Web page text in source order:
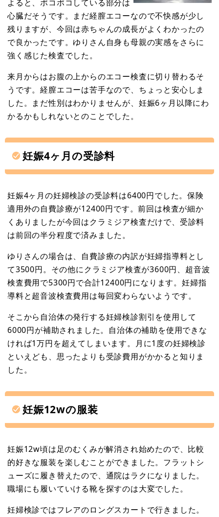
よると、ポコポコしている部分は
心臓だそうです。まだ経膣エコーなので不快感が少し
残りますが、今回は赤ちゃんの成長がよくわかったの
で良かったです。ゆりさん自身も母親の実感をさらに
強く感じた検査でした。
来月からはお腹の上からのエコー検査に切り替わるそ
うです。経膣エコーは苦手なので、ちょっと安心しま
した。まだ性別はわかりませんが、妊娠6ヶ月以降にわ
かるかもしれないとのことでした。
妊娠4ヶ月の受診料
妊娠4ヶ月の妊婦検診の受診料は6400円でした。保険
適用外の自費診療が12400円です。前回は検査が細か
くありましたが今回はクラミジア検査だけで、受診料
は前回の半分程度で済みました。
ゆりさんの場合は、自費診療の内訳が妊婦指導料とし
て3500円。その他にクラミジア検査が3600円、超音波
検査費用で5300円で合計12400円になります。妊婦指
導料と超音波検査費用は毎回変わらないようです。
そこから自治体の発行する妊婦検診割引を使用して
6000円が補助されました。自治体の補助を使用できな
ければ1万円を超えてしまいます。月に1度の妊婦検診
といえども、思ったよりも受診費用がかかると知りま
した。
妊娠12wの服装
妊娠12w頃は足のむくみが解消され始めたので、比較
的好きな服装を楽しむことができました。フラットシ
ューズに履き替えたので、通院はラクになりました。
職場にも履いていける靴を探すのは大変でした。
妊婦検診ではフレアのロングスカートで行きました。